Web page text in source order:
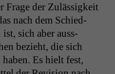
Frage der Zuläs­sigkeit
nach dem Schied­
ist, sich aber auss­
bezieht, die sich
Es hielt fest,